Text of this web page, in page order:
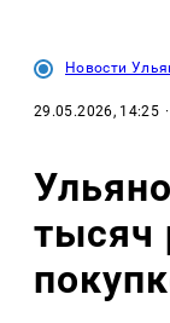
Новости
29.05.2026, 14:25 ·
тысяч